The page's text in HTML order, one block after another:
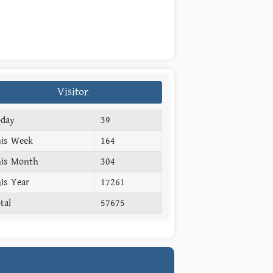
Visitor
39
Week
164
Month
304
Year
17261
57675